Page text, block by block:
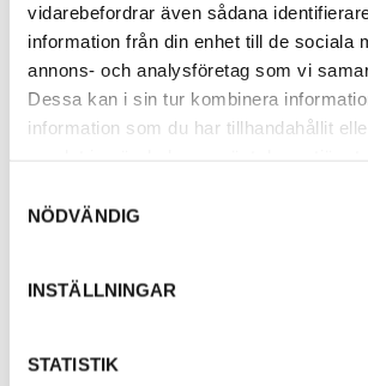
vidarebefordrar även sådana
information från din enhet till de sociala
annons- och analysföretag som vi
Dessa kan i sin tur kombinera
information som du har tillhandahållit
NÖDVÄNDIG
INSTÄLLNINGAR
STATISTIK
medföljande vingmuttrar.
KOMPATIBILITET:Passar särskilt
Combi trailer 1500/1700 samt
med kran.
med flera olika timmervagnar.
SPECIFIKATION